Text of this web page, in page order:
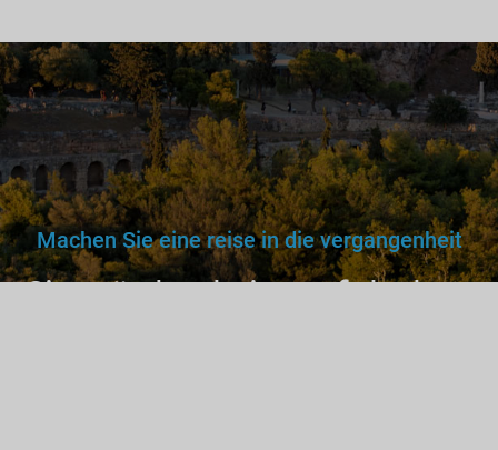
Machen Sie eine reise in die vergangenheit
Sie würden keinem falschen